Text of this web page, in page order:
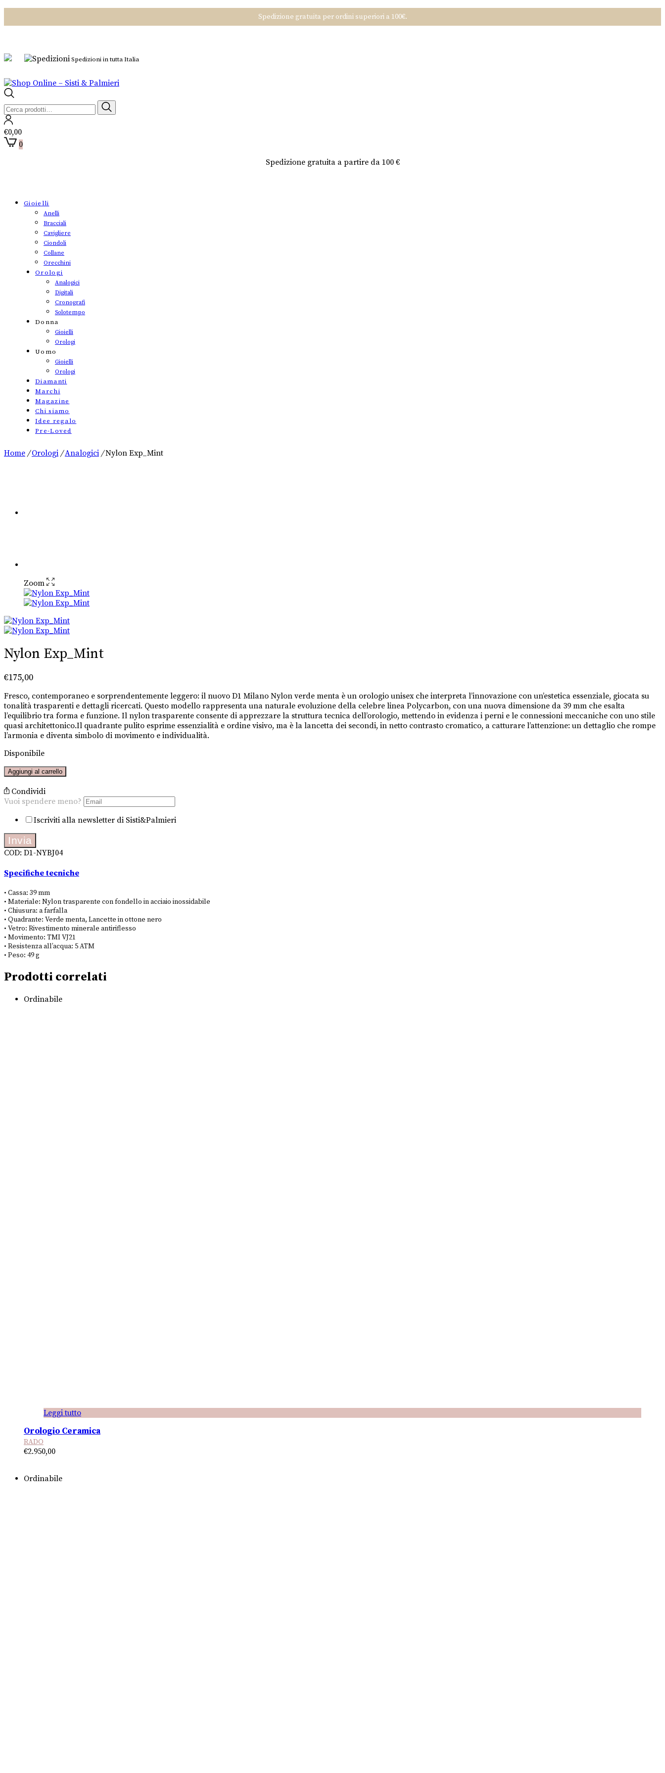
Spedizione gratuita per ordini superiori a 100€.
Spedizioni in tutta Italia
Cerca:
€0,00
0
Spedizione gratuita a partire da 100 €
Gioielli
Anelli
Bracciali
Cavigliere
Ciondoli
Collane
Orecchini
Orologi
Analogici
Digitali
Cronografi
Solotempo
Donna
Gioielli
Orologi
Uomo
Gioielli
Orologi
Diamanti
Marchi
Magazine
Chi siamo
Idee regalo
Pre-Loved
Home / Orologi / Analogici /Nylon Exp_Mint
Zoom
Nylon Exp_Mint
€175,00
Fresco, contemporaneo e sorprendentemente leggero: il nuovo D1 Milano Nylon verde menta è un orologio unisex che interpreta l’innovazione con un’estetica essenziale, giocata su
tonalità trasparenti e dettagli ricercati. Questo modello rappresenta una naturale evoluzione della celebre linea Polycarbon, con una nuova dimensione da 39 mm che esalta
l’equilibrio tra forma e funzione. Il nylon trasparente consente di apprezzare la struttura tecnica dell’orologio, mettendo in evidenza i perni e le connessioni meccaniche con uno stile
quasi architettonico.Il quadrante pulito esprime essenzialità e ordine visivo, ma è la lancetta dei secondi, in netto contrasto cromatico, a catturare l’attenzione: un dettaglio che rompe
l’armonia e diventa simbolo di movimento e individualità.
Disponibile
Nylon
quantità
Aggiungi al carrello
Condividi
Vuoi spendere meno?
meno?
spendere
Iscriviti alla newsletter di Sisti&Palmieri
Invia
COD: D1-NYBJ04
Specifiche tecniche
• Cassa: 39 mm
• Materiale: Nylon trasparente con fondello in acciaio inossidabile
• Chiusura: a farfalla
• Quadrante: Verde menta, Lancette in ottone nero
• Vetro: Rivestimento minerale antiriflesso
• Movimento: TMI VJ21
• Resistenza all’acqua: 5 ATM
• Peso: 49 g
Prodotti correlati
Ordinabile
Leggi tutto
Orologio Ceramica
RADO
€2.950,00
Ordinabile